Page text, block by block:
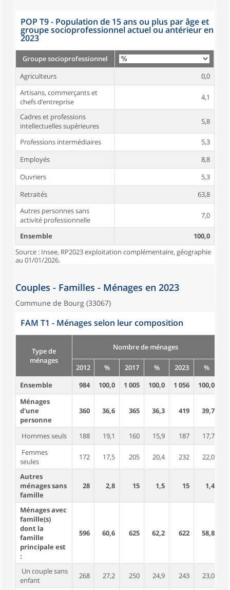
POP T9 - Population de 15 ans ou plus par âge et
groupe socioprofessionnel actuel ou antérieur en
2023
Groupe socioprofessionnel
Agriculteurs
0,0
Artisans, commerçants et
chefs d’entreprise
4,1
Cadres et professions
intellectuelles supérieures
5,8
Professions intermédiaires
5,3
Employés
8,8
Ouvriers
5,3
Retraités
63,8
Autres personnes sans
activité professionnelle
7,0
Ensemble
100,0
Source : Insee, RP2023 exploitation complémentaire, géographie
au 01/01/2026.
Couples - Familles - Ménages en 2023
Commune de Bourg (33067)
FAM T1 - Ménages selon leur composition
Type de
ménages
Nombre de ménages
2012 % 2017 % 2023 %
Ensemble
984 100,0 1 005 100,0 1 056 100,0
Ménages
d'une
personne
360 36,6 365 36,3 419 39,7
Hommes seuls 188 19,1 160 15,9 187 17,7
Femmes
seules
172 17,5 205 20,4 232 22,0
Autres
ménages sans
famille
28 2,8 15 1,5 15 1,4
Ménages avec
famille(s)
dont la
famille
principale est
:
596 60,6 625 62,2 622 58,8
Un couple sans
enfant
268 27,2 250 24,9 243 23,0